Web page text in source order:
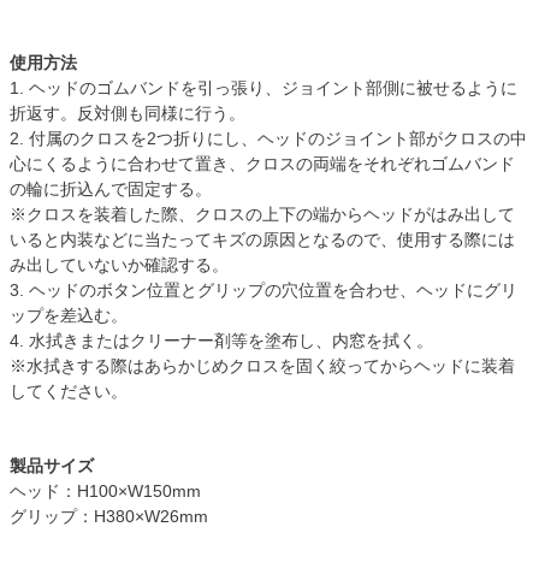
使用方法
1. ヘッドのゴムバンドを引っ張り、ジョイント部側に被せるように
折返す。反対側も同様に行う。
2. 付属のクロスを2つ折りにし、ヘッドのジョイント部がクロスの中
心にくるように合わせて置き、クロスの両端をそれぞれゴムバンド
の輪に折込んで固定する。
※クロスを装着した際、クロスの上下の端からヘッドがはみ出して
いると内装などに当たってキズの原因となるので、使用する際には
み出していないか確認する。
3. ヘッドのボタン位置とグリップの穴位置を合わせ、ヘッドにグリ
ップを差込む。
4. 水拭きまたはクリーナー剤等を塗布し、内窓を拭く。
※水拭きする際はあらかじめクロスを固く絞ってからヘッドに装着
してください。
製品サイズ
ヘッド：H100×W150mm
グリップ：H380×W26mm